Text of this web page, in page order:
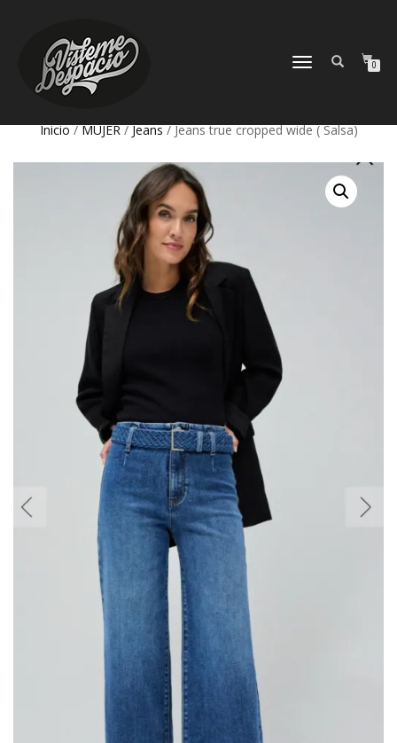
CAMBIAR
0
Inicio/MUJER/Jeans/ Jeans true cropped wide ( Salsa)